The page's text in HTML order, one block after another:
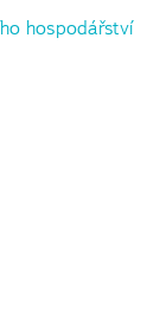
hospodářství